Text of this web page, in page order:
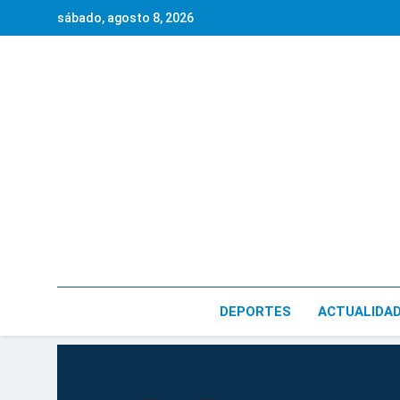
sábado, agosto 8, 2026
DEPORTES